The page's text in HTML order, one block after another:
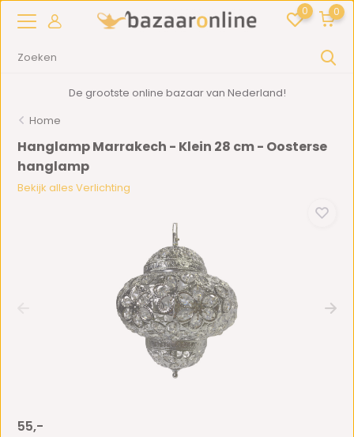
0 0
De grootste online bazaar van Nederland!
Home
Hanglamp Marrakech - Klein 28 cm - Oosterse
hanglamp
Bekijk alles Verlichting
55,-